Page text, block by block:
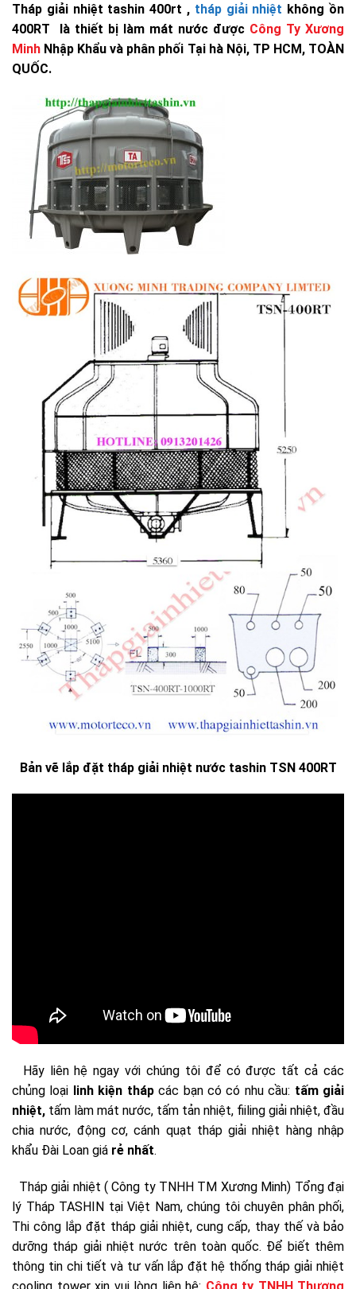
Tháp giải nhiệt tashin 400rt , tháp giải nhiệt không ồn
400RT là thiết bị làm mát nước được Công Ty Xương
Minh Nhập Khẩu và phân phối Tại hà Nội, TP HCM, TOÀN
QUỐC.
Bản vẽ lắp đặt tháp giải nhiệt nước tashin TSN 400RT
Hãy liên hệ ngay với chúng tôi để có được tất cả các
chủng loại linh kiện thápcác bạn có có nhu cầu: tấm giải
nhiệt, tấm làm mát nước, tấm tản nhiệt, fiiling giải nhiệt, đầu
chia nước, động cơ, cánh quạt tháp giải nhiệt hàng nhập
khẩu Đài Loan giá rẻ nhất.
Tháp giải nhiệt ( Công ty TNHH TM Xương Minh) Tổng đại
lý Tháp TASHIN tại Việt Nam, chúng tôi chuyên phân phối,
Thi công lắp đặt tháp giải nhiệt, cung cấp, thay thế và bảo
dưỡng tháp giải nhiệt nước trên toàn quốc. Để biết thêm
thông tin chi tiết và tư vấn lắp đặt hệ thống tháp giải nhiệt